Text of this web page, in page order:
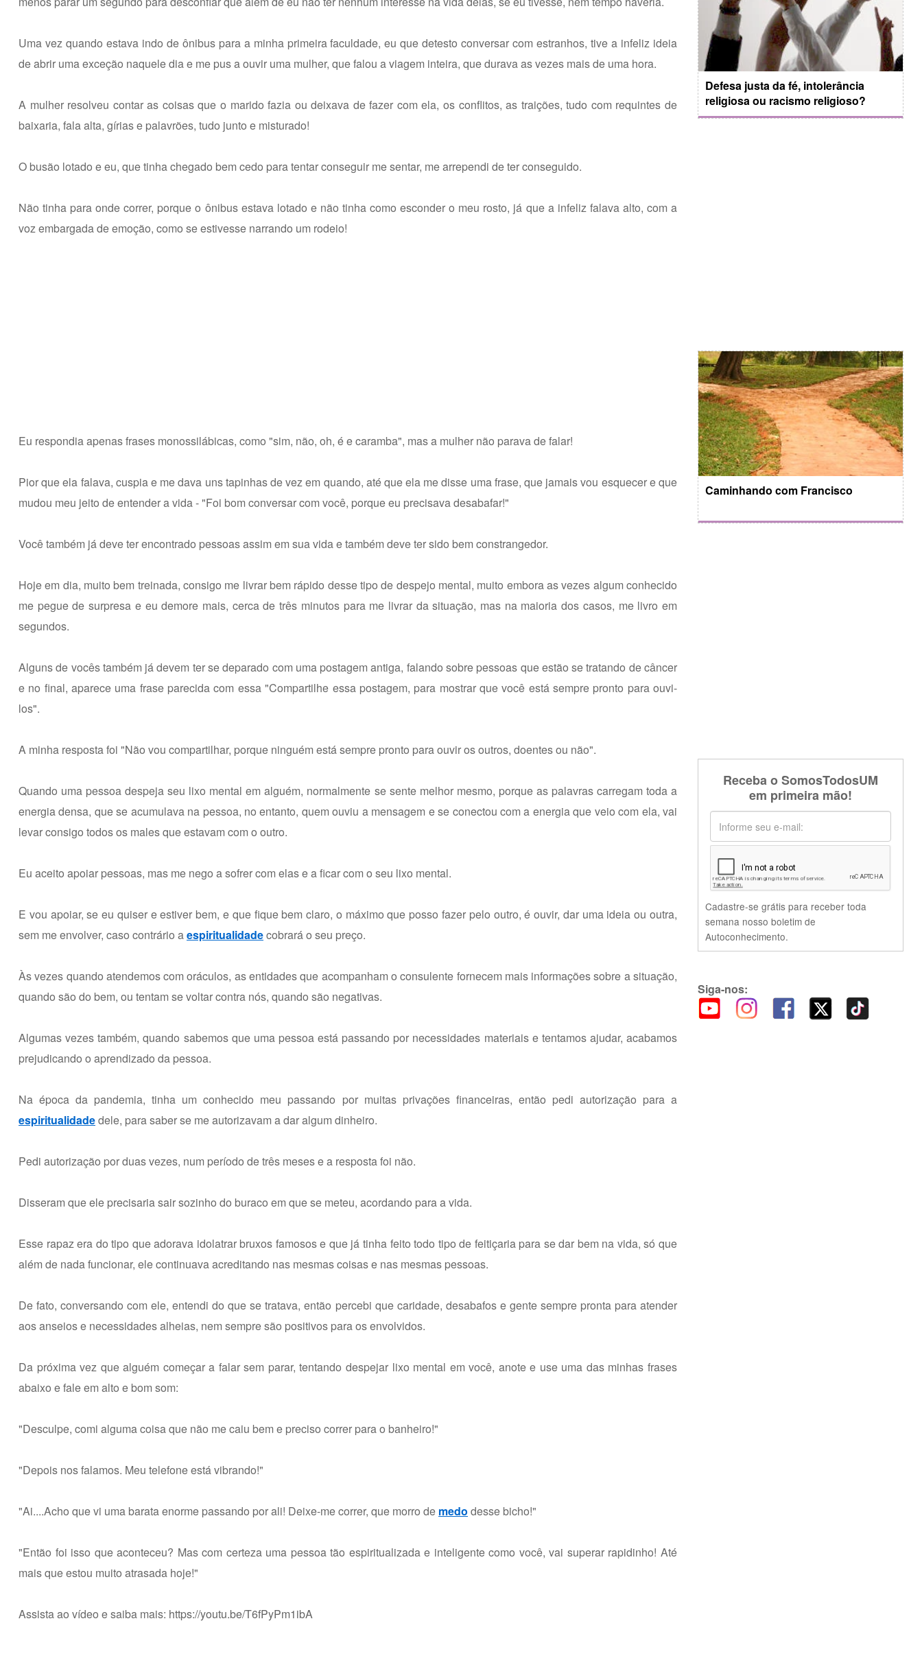
Uma vez quando estava indo de ônibus para a minha primeira faculdade, eu que detesto conversar com estranhos, tive a infeliz ideia
de abrir uma exceção naquele dia e me pus a ouvir uma mulher, que falou a viagem inteira, que durava as vezes mais de uma hora.
A mulher resolveu contar as coisas que o marido fazia ou deixava de fazer com ela, os conflitos, as traições, tudo com requintes de
baixaria, fala alta, gírias e palavrões, tudo junto e misturado!
O busão lotado e eu, que tinha chegado bem cedo para tentar conseguir me sentar, me arrependi de ter conseguido.
Não tinha para onde correr, porque o ônibus estava lotado e não tinha como esconder o meu rosto, já que a infeliz falava alto, com a
voz embargada de emoção, como se estivesse narrando um rodeio!
Eu respondia apenas frases monossilábicas, como "sim, não, oh, é e caramba", mas a mulher não parava de falar!
Pior que ela falava, cuspia e me dava uns tapinhas de vez em quando, até que ela me disse uma frase, que jamais vou esquecer e que
mudou meu jeito de entender a vida - "Foi bom conversar com você, porque eu precisava desabafar!"
Você também já deve ter encontrado pessoas assim em sua vida e também deve ter sido bem constrangedor.
Hoje em dia, muito bem treinada, consigo me livrar bem rápido desse tipo de despejo mental, muito embora as vezes algum conhecido
me pegue de surpresa e eu demore mais, cerca de três minutos para me livrar da situação, mas na maioria dos casos, me livro em
segundos.
Alguns de vocês também já devem ter se deparado com uma postagem antiga, falando sobre pessoas que estão se tratando de câncer
e no final, aparece uma frase parecida com essa "Compartilhe essa postagem, para mostrar que você está sempre pronto para ouvi-
los".
A minha resposta foi "Não vou compartilhar, porque ninguém está sempre pronto para ouvir os outros, doentes ou não".
Quando uma pessoa despeja seu lixo mental em alguém, normalmente se sente melhor mesmo, porque as palavras carregam toda a
energia densa, que se acumulava na pessoa, no entanto, quem ouviu a mensagem e se conectou com a energia que veio com ela, vai
levar consigo todos os males que estavam com o outro.
Eu aceito apoiar pessoas, mas me nego a sofrer com elas e a ficar com o seu lixo mental.
E vou apoiar, se eu quiser e estiver bem, e que fique bem claro, o máximo que posso fazer pelo outro, é ouvir, dar uma ideia ou outra,
sem me envolver, caso contrário aespiritualidadecobrará o seu preço.
Às vezes quando atendemos com oráculos, as entidades que acompanham o consulente fornecem mais informações sobre a situação,
quando são do bem, ou tentam se voltar contra nós, quando são negativas.
Algumas vezes também, quando sabemos que uma pessoa está passando por necessidades materiais e tentamos ajudar, acabamos
prejudicando o aprendizado da pessoa.
Na época da pandemia, tinha um conhecido meu passando por muitas privações financeiras, então pedi autorização para a
espiritualidadedele, para saber se me autorizavam a dar algum dinheiro.
Pedi autorização por duas vezes, num período de três meses e a resposta foi não.
Disseram que ele precisaria sair sozinho do buraco em que se meteu, acordando para a vida.
Esse rapaz era do tipo que adorava idolatrar bruxos famosos e que já tinha feito todo tipo de feitiçaria para se dar bem na vida, só que
além de nada funcionar, ele continuava acreditando nas mesmas coisas e nas mesmas pessoas.
De fato, conversando com ele, entendi do que se tratava, então percebi que caridade, desabafos e gente sempre pronta para atender
aos anseios e necessidades alheias, nem sempre são positivos para os envolvidos.
Da próxima vez que alguém começar a falar sem parar, tentando despejar lixo mental em você, anote e use uma das minhas frases
abaixo e fale em alto e bom som:
"Desculpe, comi alguma coisa que não me caiu bem e preciso correr para o banheiro!"
"Depois nos falamos. Meu telefone está vibrando!"
"Ai....Acho que vi uma barata enorme passando por ali! Deixe-me correr, que morro de medo desse bicho!"
"Então foi isso que aconteceu? Mas com certeza uma pessoa tão espiritualizada e inteligente como você, vai superar rapidinho! Até
mais que estou muito atrasada hoje!"
Assista ao vídeo e saiba mais: https://youtu.be/T6fPyPm1ibA
Defesa justa da fé, intolerância
religiosa ou racismo religioso?
Caminhando com Francisco
Receba o SomosTodosUM
em primeira mão!
Cadastre-se grátis para receber toda
semana nosso boletim de
Autoconhecimento.
Siga-nos: